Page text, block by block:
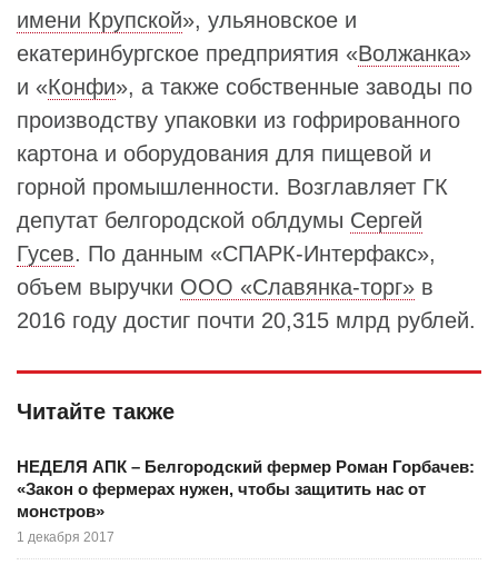
имени Крупской», ульяновское и
екатеринбургское предприятия «Волжанка»
и «Конфи», а также собственные заводы по
производству упаковки из гофрированного
картона и оборудования для пищевой и
горной промышленности. Возглавляет ГК
депутат белгородской облдумы Сергей
Гусев. По данным «СПАРК-Интерфакс»,
объем выручки ООО «Славянка-торг» в
2016 году достиг почти 20,315 млрд рублей.
Читайте также
НЕДЕЛЯ АПК – Белгородский фермер Роман Горбачев:
«Закон о фермерах нужен, чтобы защитить нас от
монстров»
1 декабря 2017